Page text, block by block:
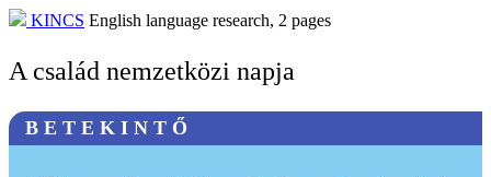
KINCS English language research, 2 pages
A család nemzetközi napja
B E T E K I N T Ő